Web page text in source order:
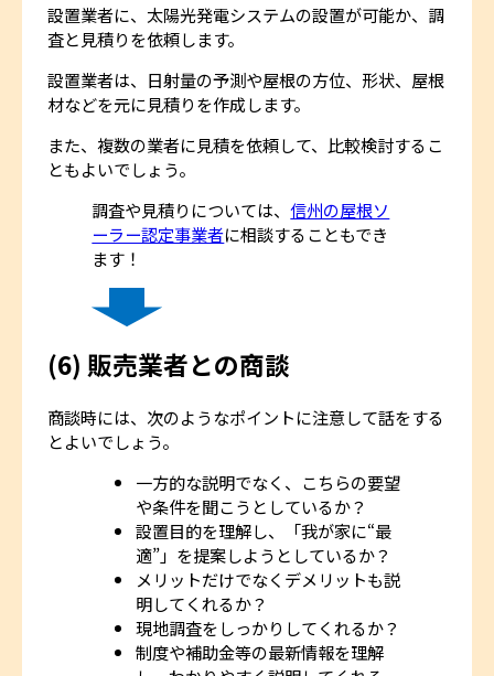
設置業者に、太陽光発電システムの設置が可能か、調
査と見積りを依頼します。
設置業者は、日射量の予測や屋根の方位、形状、屋根
材などを元に見積りを作成します。
また、複数の業者に見積を依頼して、比較検討するこ
ともよいでしょう。
調査や見積りについては、信州の屋根ソ
ーラー認定事業者に相談することもでき
ます！
(6) 販売業者との商談
商談時には、次のようなポイントに注意して話をする
とよいでしょう。
一方的な説明でなく、こちらの要望
や条件を聞こうとしているか？
設置目的を理解し、「我が家に“最
適”」を提案しようとしているか？
メリットだけでなくデメリットも説
明してくれるか？
現地調査をしっかりしてくれるか？
制度や補助金等の最新情報を理解